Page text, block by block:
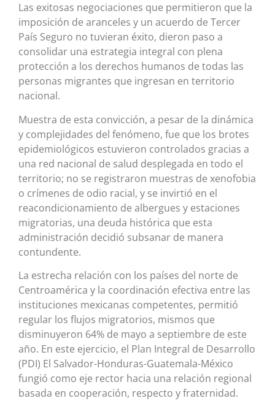
Las exitosas negociaciones que permitieron que la
imposición de aranceles y un acuerdo de Tercer
País Seguro no tuvieran éxito, dieron paso a
consolidar una estrategia integral con plena
protección a los derechos humanos de todas las
personas migrantes que ingresan en territorio
nacional.
Muestra de esta convicción, a pesar de la dinámica
y complejidades del fenómeno, fue que los brotes
epidemiológicos estuvieron controlados gracias a
una red nacional de salud desplegada en todo el
territorio; no se registraron muestras de xenofobia
o crímenes de odio racial, y se invirtió en el
reacondicionamiento de albergues y estaciones
migratorias, una deuda histórica que esta
administración decidió subsanar de manera
contundente.
La estrecha relación con los países del norte de
Centroamérica y la coordinación efectiva entre las
instituciones mexicanas competentes, permitió
regular los flujos migratorios, mismos que
disminuyeron 64% de mayo a septiembre de este
año. En este ejercicio, el Plan Integral de Desarrollo
(PDI) El Salvador-Honduras-Guatemala-México
fungió como eje rector hacia una relación regional
basada en cooperación, respecto y fraternidad.